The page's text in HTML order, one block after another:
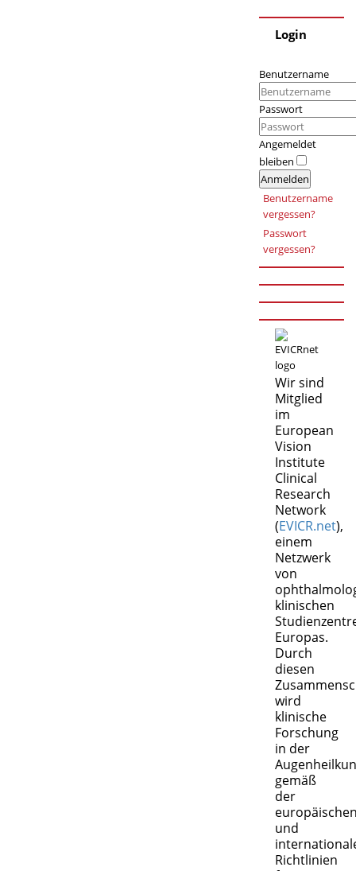
Login
Benutzername
Passwort
Angemeldet
bleiben
Anmelden
Benutzername
vergessen?
Passwort
vergessen?
Wir sind
Mitglied
im
European
Vision
Institute
Clinical
Research
Network
(EVICR.net),
einem
Netzwerk
von
klinischen
Europas.
Durch
diesen
wird
klinische
Forschung
in der
gemäß
der
und
Richtlinien